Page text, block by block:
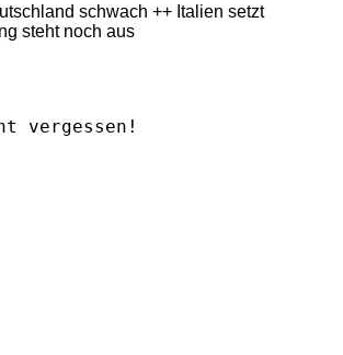
schwach ++ Italien setzt
steht noch aus
vergessen!